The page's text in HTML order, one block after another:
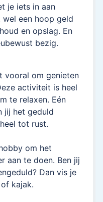
je iets in aan
wel een hoop geld
en opslag. En
bezig.
vooral om genieten
activiteit is heel
te relaxen. Eén
jij het geduld
tot rust.
om het
aan te doen. Ben jij
Dan vis je
kajak.